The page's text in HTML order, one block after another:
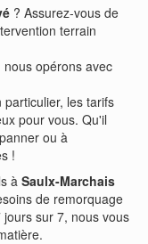
? Assurez-vous de
terrain
nous opérons avec
les tarifs
pour vous. Qu'il
ou à
!
à Saulx-Marchais
de remorquage
sur 7, nous vous